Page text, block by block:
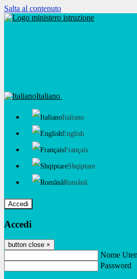
Salta al contenuto
Italiano
Italiano
English
Français
Shqiptare
Română
Accedi
Accedi
button close ×
Nome
Password